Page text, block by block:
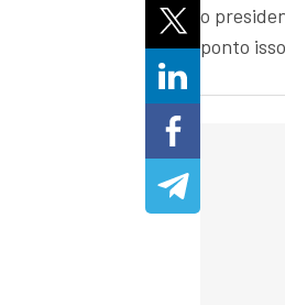
o
ponto